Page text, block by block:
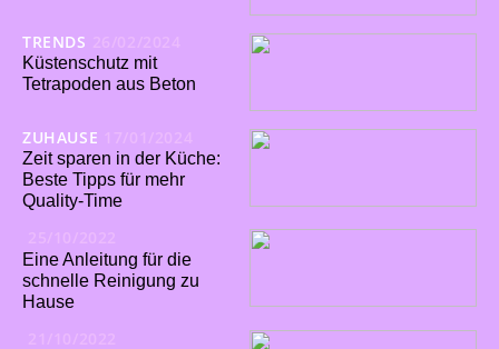
TRENDS
Küstenschutz mit
Tetrapoden aus Beton
ZUHAUSE
Zeit sparen in der Küche:
Beste Tipps für mehr
Quality-Time
Eine Anleitung für die
schnelle Reinigung zu
Hause